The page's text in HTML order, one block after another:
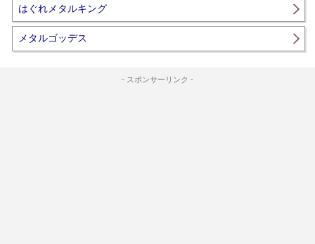
はぐれメタルキング
メタルゴッデス
- スポンサーリンク -